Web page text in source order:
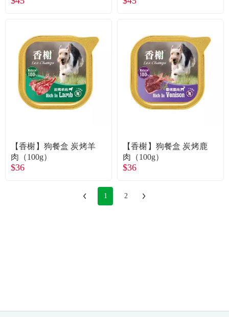
【香榭】狗餐盒 炭烤羊
肉（100g）
$36
【香榭】狗餐盒 炭烤鹿
肉（100g）
$36
1 2